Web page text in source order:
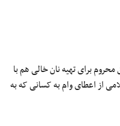
برای تهیه نان خالی هم با
از اعطای وام به کسانی که به